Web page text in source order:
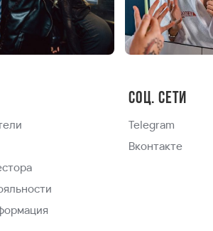
Соц. сети
Telegram
Вконтакте